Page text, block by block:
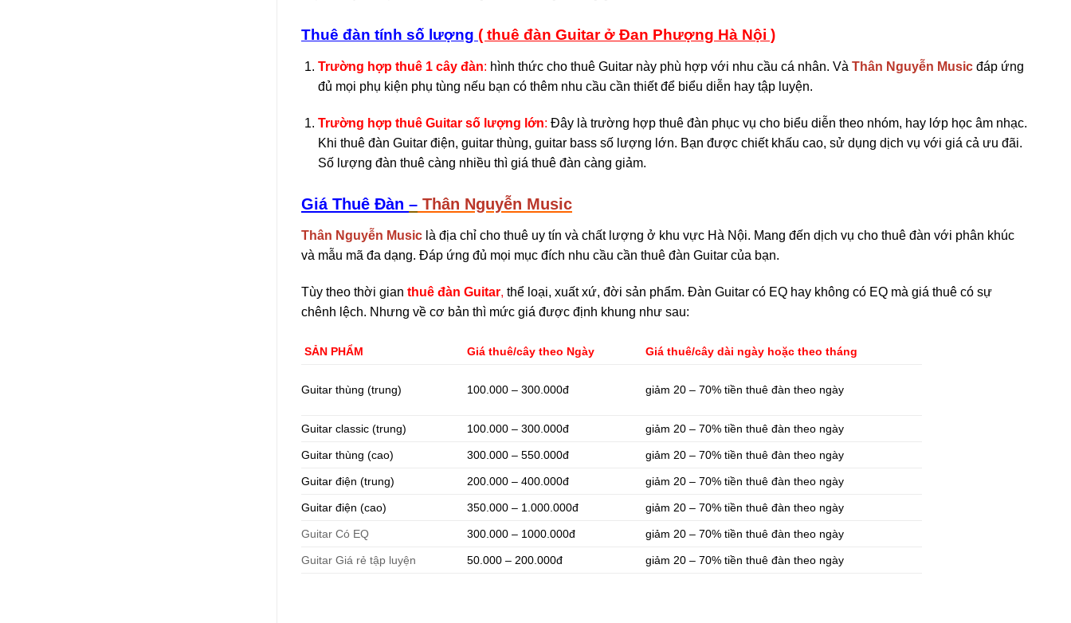
Thuê đàn tính số lượng ( thuê đàn Guitar ở Đan Phượng Hà Nội )
Trường hợp thuê 1 cây đàn: hình thức cho thuê Guitar này phù hợp với nhu cầu cá nhân. Và Thân Nguyễn Musicđáp ứng
đủ mọi phụ kiện phụ tùng nếu bạn có thêm nhu cầu cần thiết để biểu diễn hay tập luyện.
Trường hợp thuê Guitar số lượng lớn: Đây là trường hợp thuê đàn phục vụ cho biểu diễn theo nhóm, hay lớp học âm nhạc.
Khi thuê đàn Guitar điện, guitar thùng, guitar bass số lượng lớn. Bạn được chiết khấu cao, sử dụng dịch vụ với giá cả ưu đãi.
Số lượng đàn thuê càng nhiều thì giá thuê đàn càng giảm.
Giá Thuê Đàn – Thân Nguyễn Music
Thân Nguyễn Music là địa chỉ cho thuê uy tín và chất lượng ở khu vực Hà Nội. Mang đến dịch vụ cho thuê đàn với phân khúc
và mẫu mã đa dạng. Đáp ứng đủ mọi mục đích nhu cầu cần thuê đàn Guitar của bạn.
Tùy theo thời gian thuê đàn Guitar, thể loại, xuất xứ, đời sản phẩm. Đàn Guitar có EQ hay không có EQ mà giá thuê có sự
chênh lệch. Nhưng về cơ bản thì mức giá được định khung như sau:
SẢN PHẨM Giá thuê/cây theo Ngày Giá thuê/cây dài ngày hoặc theo tháng
Guitar thùng (trung) 100.000 – 300.000đ giảm 20 – 70% tiền thuê đàn theo ngày
Guitar classic (trung) 100.000 – 300.000đ giảm 20 – 70% tiền thuê đàn theo ngày
Guitar thùng (cao) 300.000 – 550.000đ giảm 20 – 70% tiền thuê đàn theo ngày
Guitar điện (trung) 200.000 – 400.000đ giảm 20 – 70% tiền thuê đàn theo ngày
Guitar điện (cao) 350.000 – 1.000.000đ giảm 20 – 70% tiền thuê đàn theo ngày
Guitar Có EQ 300.000 – 1000.000đ giảm 20 – 70% tiền thuê đàn theo ngày
Guitar Giá rẻ tập luyện 50.000 – 200.000đ giảm 20 – 70% tiền thuê đàn theo ngày